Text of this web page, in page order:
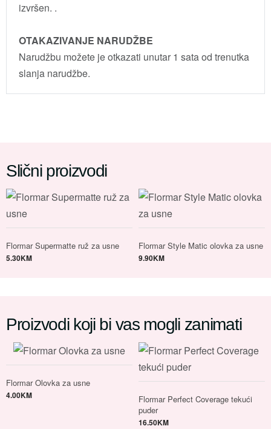
izvršen. .
OTAKAZIVANJE NARUDŽBE
Narudžbu možete je otkazati unutar 1 sata od trenutka
slanja narudžbe.
Slični proizvodi
Flormar Supermatte ruž za usne
5.30KM
Flormar Style Matic olovka za usne
9.90KM
Proizvodi koji bi vas mogli zanimati
Flormar Olovka za usne
4.00KM
Flormar Perfect Coverage tekući
puder
16.50KM